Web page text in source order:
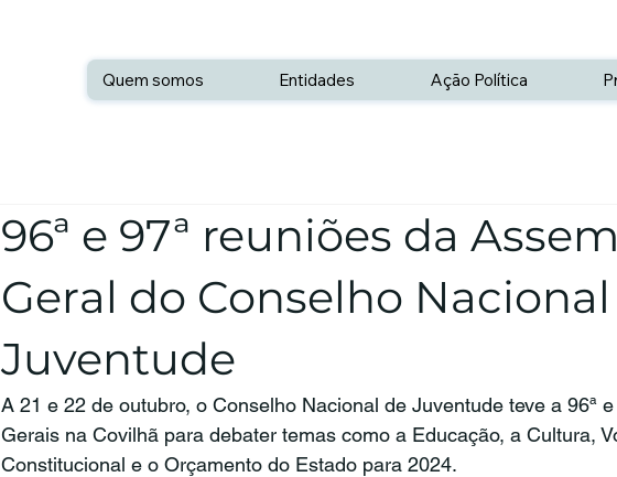
Quem somos Entidades Ação Política
96ª e 97ª reuniões da
Geral do Conselho
Juventude
A 21 e 22 de outubro, o Conselho Nacional de Juventude teve a 96ª
Gerais na Covilhã para debater temas como a Educação, a Cultura,
Constitucional e o Orçamento do Estado para 2024.